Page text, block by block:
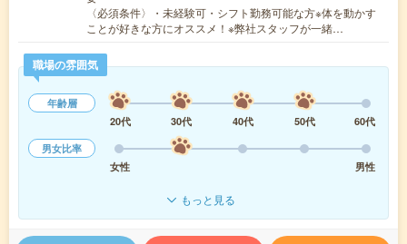
〈必須条件〉・未経験可・シフト勤務可能な方※体を動かす
ことが好きな方にオススメ！※弊社スタッフが一緒…
職場の雰囲気
年齢層
20代
30代 40代 50代
60代
男女比率
女性
男性
もっと見る